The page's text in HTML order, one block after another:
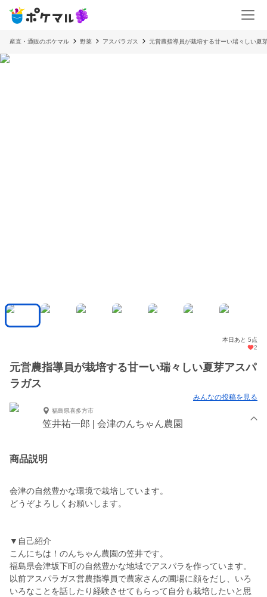
産直・通販のポケマル 野菜 アスパラガス 元営農指導員が栽培する甘ーい瑞々しい夏
本日あと 5点
2
元営農指導員が栽培する甘ーい瑞々しい夏芽アスパ
ラガス
みんなの投稿を見る
福島県喜多方市
笠井祐一郎 | 会津のんちゃん農園
商品説明
会津の自然豊かな環境で栽培しています。
どうぞよろしくお願いします。
▼自己紹介
こんにちは！のんちゃん農園の笠井です。
福島県会津坂下町の自然豊かな地域でアスパラを作っています。
以前アスパラガス営農指導員で農家さんの圃場に顔をだし、いろ
いろなことを話したり経験させてもらって自分も栽培したいと思